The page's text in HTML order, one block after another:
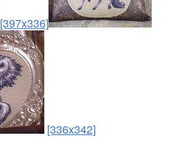
[397x336]
[336x342]